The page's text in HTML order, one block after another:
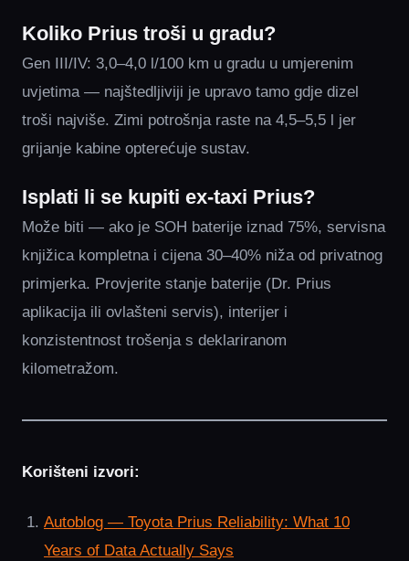
Koliko Prius troši u gradu?
Gen III/IV: 3,0–4,0 l/100 km u gradu u umjerenim
uvjetima — najštedljiviji je upravo tamo gdje dizel
troši najviše. Zimi potrošnja raste na 4,5–5,5 l jer
grijanje kabine opterećuje sustav.
Isplati li se kupiti ex-taxi Prius?
Može biti — ako je SOH baterije iznad 75%, servisna
knjižica kompletna i cijena 30–40% niža od privatnog
primjerka. Provjerite stanje baterije (Dr. Prius
aplikacija ili ovlašteni servis), interijer i
konzistentnost trošenja s deklariranom
kilometražom.
Korišteni izvori:
Autoblog — Toyota Prius Reliability: What 10
Years of Data Actually Says